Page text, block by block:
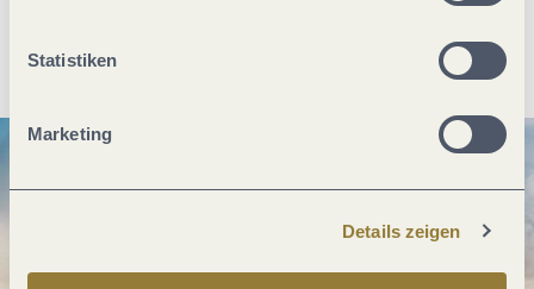
Statistiken
Marketing
Details zeigen
PDF erzeugen